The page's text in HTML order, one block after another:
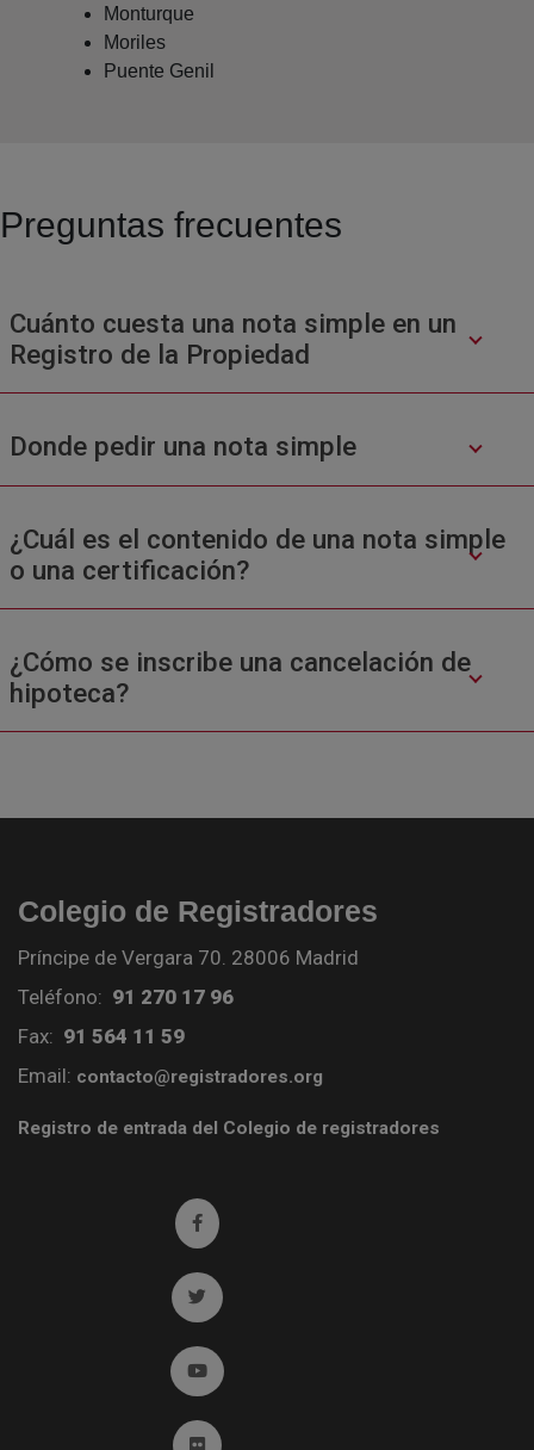
Monturque
Moriles
Puente Genil
Preguntas frecuentes
Cuánto cuesta una nota simple en un
Registro de la Propiedad
Donde pedir una nota simple
¿Cuál es el contenido de una nota simple
o una certificación?
¿Cómo se inscribe una cancelación de
hipoteca?
Colegio de Registradores
Príncipe de Vergara 70. 28006 Madrid
Teléfono: 91 270 17 96
Fax: 91 564 11 59
Email: contacto@registradores.org
Registro de entrada del Colegio de registradores
Ir a facebook (abre en ventana nueva)
Ir a twitter (abre en ventana nueva)
Ir a YouTube (abre en ventana nueva)
Ir a Flickr (abre en ventana nueva)